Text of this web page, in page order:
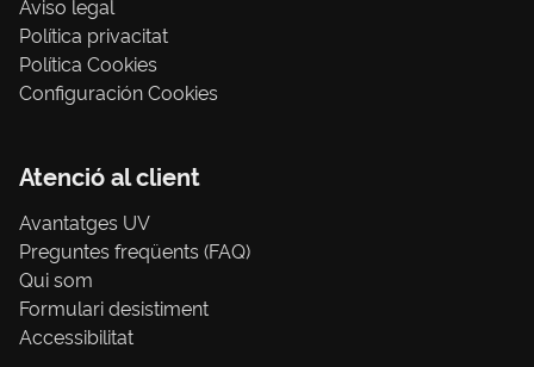
Aviso legal
Política privacitat
Política Cookies
Configuración Cookies
Atenció al client
Avantatges UV
Preguntes freqüents (FAQ)
Qui som
Formulari desistiment
Accessibilitat